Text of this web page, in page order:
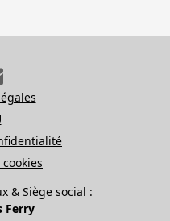
& Siège social :
Ferry